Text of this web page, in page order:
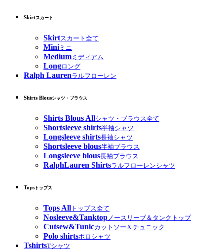
Skirtスカート
Skirtスカート全て
Miniミニ
Medium ミディアム
Longロング
Ralph Laurenラルフローレン
Shirts Blousシャツ・ブラウス
Shirts Blous Allシャツ・ブラウス全て
Shortsleeve shirts半袖シャツ
Longsleeve shirts長袖シャツ
Shortsleeve blous半袖ブラウス
Longsleeve blous長袖ブラウス
RalphLauren Shirtsラルフローレンシャツ
Tops トップス
Tops All トップス全て
Nosleeve&Tanktop ノースリーブ＆タンクトップ
Cutsew&Tunicカットソー＆チュニック
Polo shirtsポロシャツ
TshirtsTシャツ